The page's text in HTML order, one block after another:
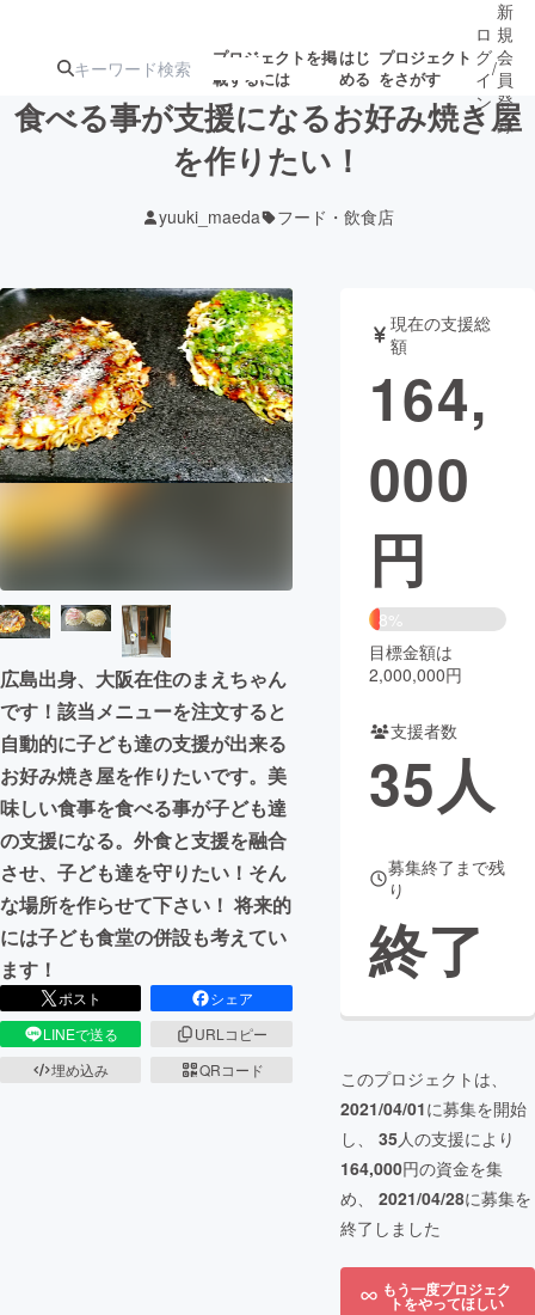
プロジェクトを掲
載するには
はじ
める
プロジェクト
をさがす
ターン
ジェクト
募集終了が近いプ
ロジェクト
アート・写真 音楽
テクノロジー・ガジェット ゲーム・サ
映像・映画
まちづくり・地域活性化
CAMPFIRE for Social Good
CAMPFIRE Creation
CAMPFIREふるさと納税machi-ya コミュニティ
ロ
グ
イ
ン
/
新
規
会
員
登
録
食べる事が支援になるお好み焼き屋
を作りたい！
yuuki_maeda フード・飲食店
広島出身、大阪在住のまえちゃん
です！該当メニューを注文すると
自動的に子ども達の支援が出来る
お好み焼き屋を作りたいです。美
味しい食事を食べる事が子ども達
の支援になる。外食と支援を融合
させ、子ども達を守りたい！そん
な場所を作らせて下さい！ 将来的
には子ども食堂の併設も考えてい
ます！
ポスト
シェア
LINEで送る
URLコピー
埋め込み
QRコード
現在の支援総
額
164,
000
円
8%
目標金額は
2,000,000円
支援者数
35人
募集終了まで残
り
終了
このプロジェクトは、
2021/04/01に募集を開始
し、 35人の支援により
164,000円の資金を集
め、 2021/04/28に募集を
終了しました
もう一度プロジェク
トをやってほしい